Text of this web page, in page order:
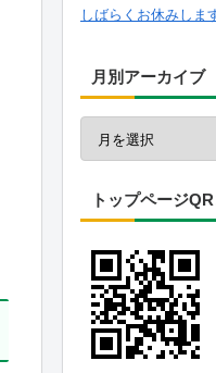
しばらくお休みしま
月別アーカイブ
トップページ